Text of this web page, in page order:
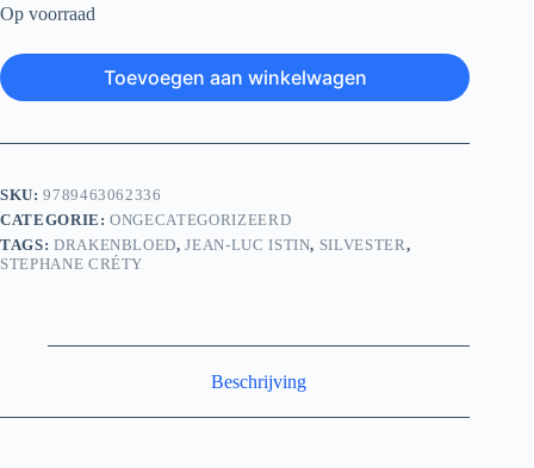
Op voorraad
Toevoegen aan winkelwagen
SKU:9789463062336
CATEGORIE:ONGECATEGORIZEERD
TAGS: DRAKENBLOED,JEAN-LUC ISTIN, SILVESTER,
STEPHANE CRÉTY
Beschrijving